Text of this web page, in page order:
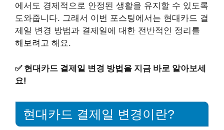
에서도 경제적으로 안정된 생활을 유지할 수 있도록
도와줍니다. 그래서 이번 포스팅에서는 현대카드 결
제일 변경 방법과 결제일에 대한 전반적인 정리를
해보려고 해요.
✅ 현대카드 결제일 변경 방법을 지금 바로 알아보세
요!
현대카드 결제일 변경이란?